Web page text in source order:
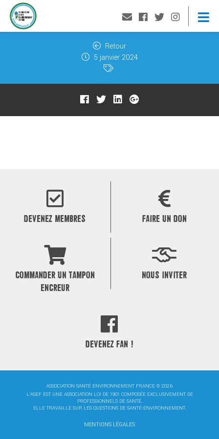
Retour
5 janvier 2024
DEVENEZ MEMBRES FAIRE UN DON
COMMANDER UN TAMPON
ENCREUR
NOUS INVITER
DEVENEZ FAN !
ASSOCIATION SANTÉ ENVIRONNEMENT FRANCE © 2026
L'ASEF EST UNE ASSOCIATION LOI DE 1901 COMPOSÉE EXCLUSIVEMENT DE
PROFESSIONNELS DE SANTÉ.
ELLE TRAVAILLE SUR LES QUESTIONS DE SANTÉ-ENVIRONNEMENT.
MENTIONS LÉGALES